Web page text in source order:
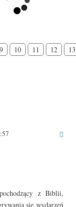
9 10 11 12 13
z Biblii,
się wydarzeń